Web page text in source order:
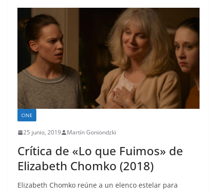
CINE
25 junio, 2019 Martín Goniondzki
Crítica de «Lo que Fuimos» de
Elizabeth Chomko (2018)
Elizabeth Chomko reúne a un elenco estelar para